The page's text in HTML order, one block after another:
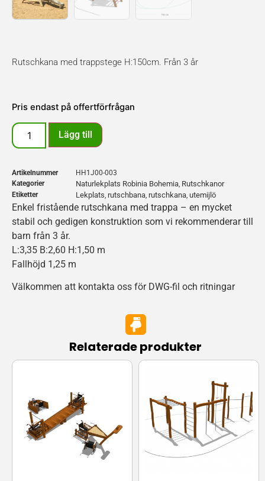
Rutschkana med trappstege H:150cm. Från 3 år
Pris endast på offertförfrågan
Lägg till
Artikelnummer
HH1J00-003
Kategorier
Naturlekplats Robinia Bohemia Rutschkanor
Etiketter Lekplats rutschbana rutschkana utemijlö
Enkel fristående rutschkana med trappa – en mycket
stabil och gedigen konstruktion som vi rekommenderar till
barn från 3 år.
L:3,35 B:2,60 H:1,50 m
Fallhöjd 1,25 m
Välkommen att kontakta oss för DWG-fil och ritningar
Relaterade produkter